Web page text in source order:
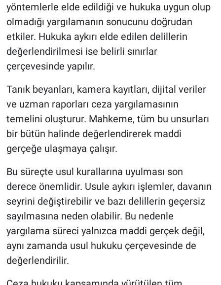
yöntemlerle elde edildiği ve hukuka uygun olup
olmadığı yargılamanın sonucunu doğrudan
etkiler. Hukuka aykırı elde edilen delillerin
değerlendirilmesi ise belirli sınırlar
çerçevesinde yapılır.
Tanık beyanları, kamera kayıtları, dijital veriler
ve uzman raporları ceza yargılamasının
temelini oluşturur. Mahkeme, tüm bu unsurları
bir bütün halinde değerlendirerek maddi
gerçeğe ulaşmaya çalışır.
Bu süreçte usul kurallarına uyulması son
derece önemlidir. Usule aykırı işlemler, davanın
seyrini değiştirebilir ve bazı delillerin geçersiz
sayılmasına neden olabilir. Bu nedenle
yargılama süreci yalnızca maddi gerçek değil,
aynı zamanda usul hukuku çerçevesinde de
değerlendirilir.